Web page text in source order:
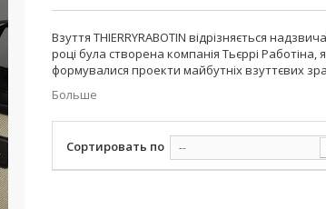
Взуття THIERRYRABOTIN відрізняється
році була створена компанія Тьєррі Работіна,
формувалися проекти майбутніх взуттєвих
Больше
Сортировать по --